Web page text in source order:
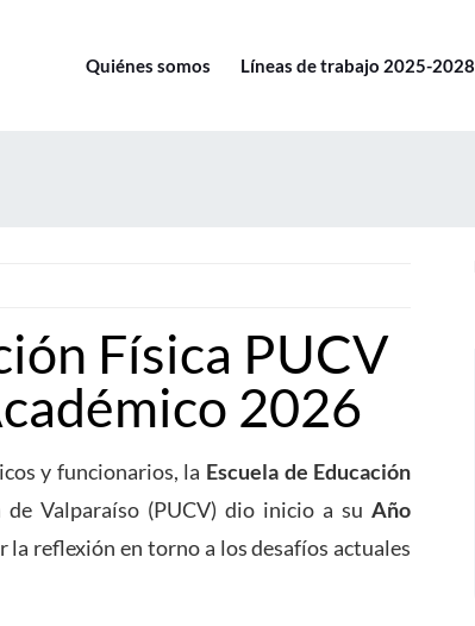
Quiénes somos Líneas de trabajo 2025-2028
Física PUCV
2026
y funcionarios, la Escuela de Educación
Valparaíso (PUCV) dio inicio a suAño
la reflexión en torno a los desafíos actuales